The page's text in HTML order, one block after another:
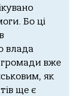
Бо ці
влада
вже
як
ще є